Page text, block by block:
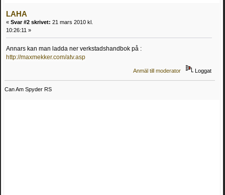
LAHA
« Svar #2 skrivet: 21 mars 2010 kl.
10:26:11 »
Annars kan man ladda ner verkstadshandbok på :
http://maxmekker.com/atv.asp
Anmäl till moderator Loggat
Can Am Spyder RS